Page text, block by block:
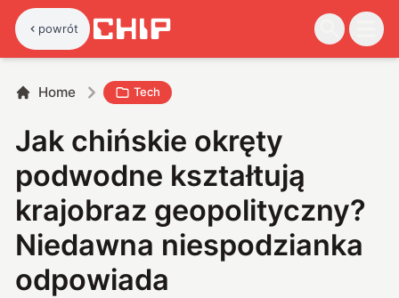
powrót
Home Tech
Jak chińskie okręty
podwodne kształtują
krajobraz geopolityczny?
Niedawna niespodzianka
odpowiada